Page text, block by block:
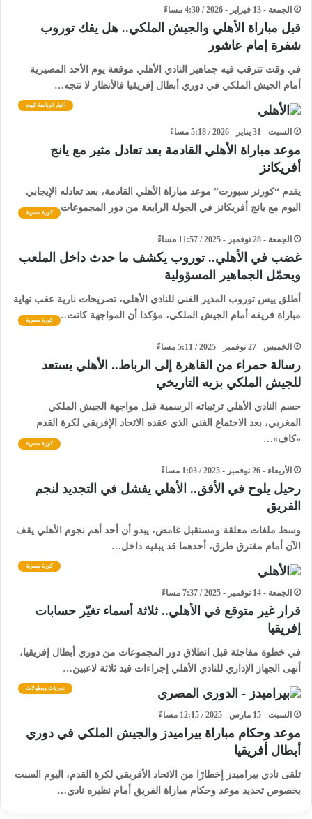
الجمعة - 13 فبراير - 2026 / 4:30 مساءً
قبل مباراة الأهلي والجيش الملكي.. هل يفك توروب
شفرة إمام عاشور
في وقت تترقب فيه جماهير النادي الأهلي موقعة يوم الأحد المصيرية
أمام الجيش الملكي في دوري أبطال إفريقيا فالأنظار لا تتجه…
أخبار الرياضة اليوم
السبت - 31 يناير - 2026 / 5:18 مساءً
موعد مباراة الأهلي القادمة بعد تعادل مثير مع يانج
أفريكانز
يقدم “كورنر سبورت” موعد مباراة الأهلي القادمة، بعد تعادله الإيجابي
اليوم مع يانج أفريكانز في الجولة الرابعة من دور المجموعات…كورة مصرية
الجمعة - 28 نوفمبر - 2025 / 11:57 مساءً
غضب في الأهلي.. توروب يكشف ما حدث داخل الملعب
ويحمّل الجماهير المسؤولية
أطلق ييس توروب المدير الفني للنادي الأهلي، تصريحات نارية عقب نهاية
مباراة فريقه أمام الجيش الملكي، مؤكدا أن المواجهة كانت…
كورة مصرية
الخميس - 27 نوفمبر - 2025 / 5:11 مساءً
رسالة حمراء من القاهرة إلى الرباط.. الأهلي يستعد
للجيش الملكي بزيه التاريخي
حسم النادي الأهلي ترتيباته الرسمية قبل مواجهة الجيش الملكي
المغربي، بعد الاجتماع الفني الذي عقده الاتحاد الإفريقي لكرة القدم
«كاف»…
كورة مصرية
الأربعاء - 26 نوفمبر - 2025 / 1:03 مساءً
رحيل يلوح في الأفق.. الأهلي يفشل في التجديد لنجم
الفريق
وسط ملفات معلقة ومستقبل غامض، يبدو أن أحد أهم نجوم الأهلي يقف
الآن أمام مفترق طرق، أحدهما قد يبقيه داخل…
كورة مصرية
الجمعة - 14 نوفمبر - 2025 / 7:37 مساءً
قرار غير متوقع في الأهلي.. ثلاثة أسماء تغيّر حسابات
إفريقيا
في خطوة مفاجئة قبل انطلاق دور المجموعات من دوري أبطال إفريقيا،
أنهى الجهاز الإداري للنادي الأهلي إجراءات قيد ثلاثة لاعبين…
دوريات وبطولات
السبت - 15 مارس - 2025 / 12:15 مساءً
موعد وحكام مباراة بيراميدز والجيش الملكي في دوري
أبطال أفريقيا
تلقى نادي بيراميدز إخطارًا من الاتحاد الأفريقي لكرة القدم، اليوم السبت
بخصوص تحديد موعد وحكام مباراة الفريق أمام نظيره نادي…